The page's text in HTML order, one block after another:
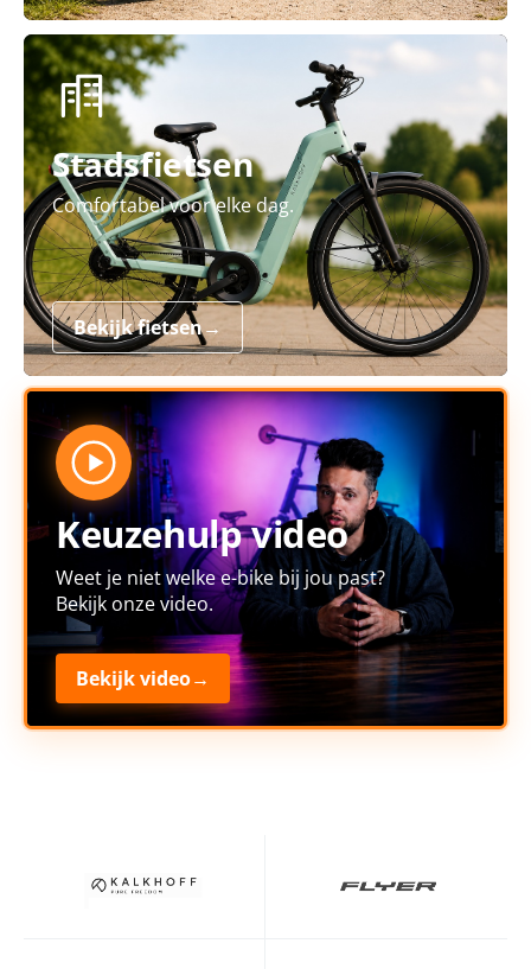
Stadsfietsen
Comfortabel voor elke dag.
Bekijk fietsen→
Keuzehulp video
Weet je niet welke e-bike bij jou past?
Bekijk onze video.
Bekijk video→